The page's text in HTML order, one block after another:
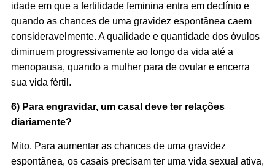
idade em que a fertilidade feminina entra em declínio e
quando as chances de uma gravidez espontânea caem
consideravelmente. A qualidade e quantidade dos óvulos
diminuem progressivamente ao longo da vida até a
menopausa, quando a mulher para de ovular e encerra
sua vida fértil.
6) Para engravidar, um casal deve ter relações
diariamente?
Mito. Para aumentar as chances de uma gravidez
espontânea, os casais precisam ter uma vida sexual ativa,